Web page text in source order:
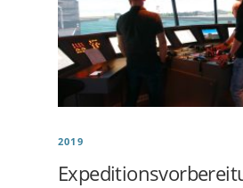
CONTACT
2019